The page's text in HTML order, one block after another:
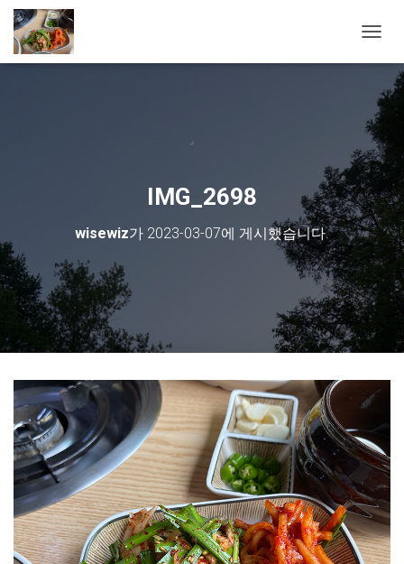
IMG_2698
wisewiz가 2023-03-07에 게시했습니다.